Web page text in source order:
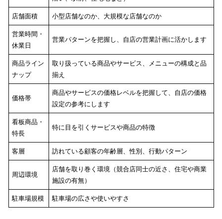
店舗面積 小型店舗なのか、大規模な店舗なのか
営業時間・
休業日
営業パターンを把握し、自店の営業計画に活かします
商品ライン
ナップ
取り扱っている商品やサービス、メニューの構成と品
揃え
価格帯
商品やサービスの価格レベルを把握して、自店の価格
設定の参考にします
看板商品・
特長
特に目を引くサービスや商品の特徴
客層 訪れている顧客の年齢層、性別、行動パターン
周辺環境
店舗を取り巻く環境（競合店同士の近さ、住宅や商業
施設の有無）
駐車場規模 駐車場の広さや使いやすさ